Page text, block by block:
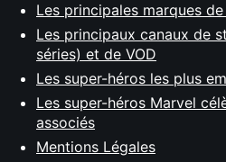
Les principales marques
Les principaux canaux de
séries) et de VOD
Les super-héros les plus
Les super-héros Marvel
associés
Mentions Légales